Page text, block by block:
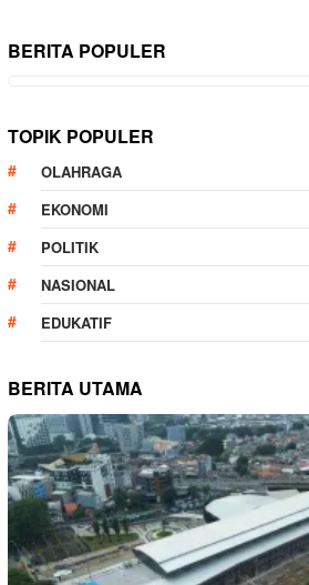
BERITA POPULER
TOPIK POPULER
OLAHRAGA
EKONOMI
POLITIK
NASIONAL
EDUKATIF
BERITA UTAMA